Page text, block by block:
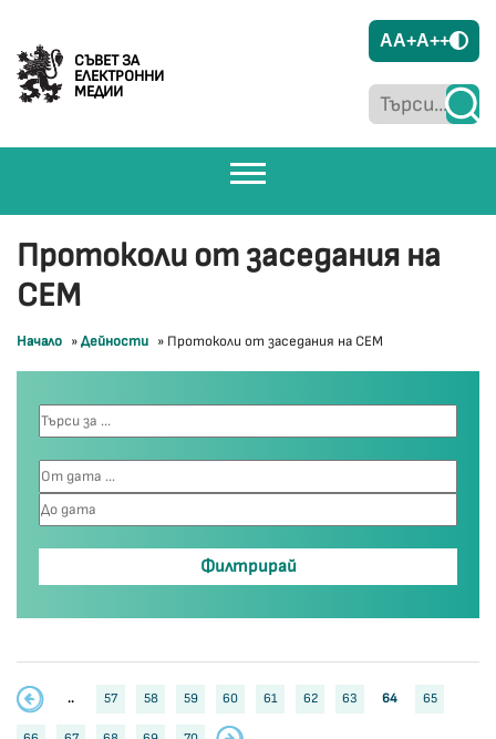
СЪВЕТ ЗА
ЕЛЕКТРОННИ
МЕДИИ
AA+A++
Протоколи от заседания на
СЕМ
Начало »Дейности » Протоколи от заседания на СЕМ
.. 57 58 59 60 61 62 63 64 65